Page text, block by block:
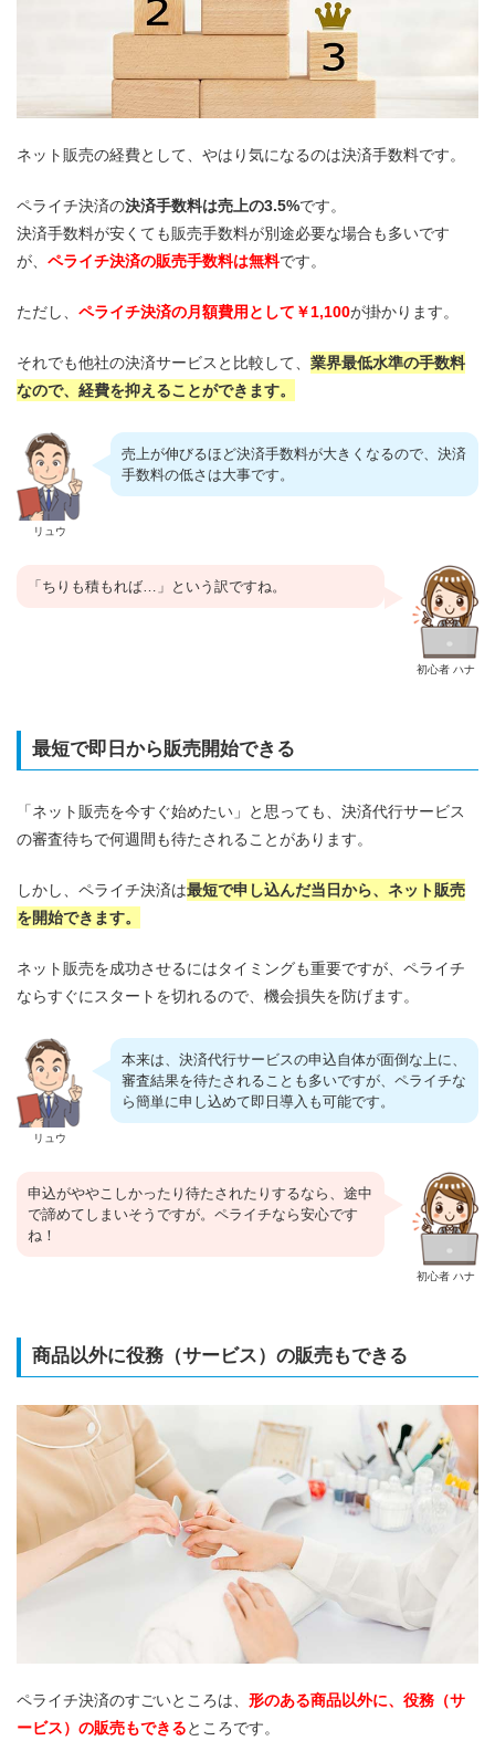
ネット販売の経費として、やはり気になるのは決済手数料です。
ペライチ決済の決済手数料は売上の3.5%です。
決済手数料が安くても販売手数料が別途必要な場合も多いです
が、 ペライチ決済の販売手数料は無料です。
ただし、 ペライチ決済の月額費用として￥1,100が掛かります。
それでも他社の決済サービスと比較して、 業界最低水準の手数料
なので、経費を抑えることができます。
リュウ
売上が伸びるほど決済手数料が大きくなるので、決済
手数料の低さは大事です。
初心者 ハナ
「ちりも積もれば…」という訳ですね。
最短で即日から販売開始できる
「ネット販売を今すぐ始めたい」と思っても、決済代行サービス
の審査待ちで何週間も待たされることがあります。
しかし、ペライチ決済は最短で申し込んだ当日から、ネット販売
を開始できます。
ネット販売を成功させるにはタイミングも重要ですが、ペライチ
ならすぐにスタートを切れるので、機会損失を防げます。
リュウ
本来は、決済代行サービスの申込自体が面倒な上に、
審査結果を待たされることも多いですが、ペライチな
ら簡単に申し込めて即日導入も可能です。
初心者 ハナ
申込がややこしかったり待たされたりするなら、途中
で諦めてしまいそうですが。ペライチなら安心です
ね！
商品以外に役務（サービス）の販売もできる
ペライチ決済のすごいところは、 形のある商品以外に、役務（サ
ービス）の販売もできるところです。